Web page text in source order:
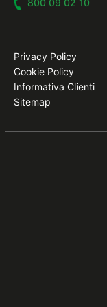
Privacy Policy
Cookie Policy
Informativa Clienti
Sitemap